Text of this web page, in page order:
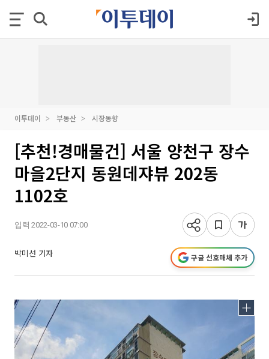
이투데이 부동산 시장동향
[추천!경매물건] 서울 양천구 장수
마을2단지 동원데쟈뷰 202동
1102호
입력 2022-03-10 07:00
박미선 기자 구글 선호매체 추가